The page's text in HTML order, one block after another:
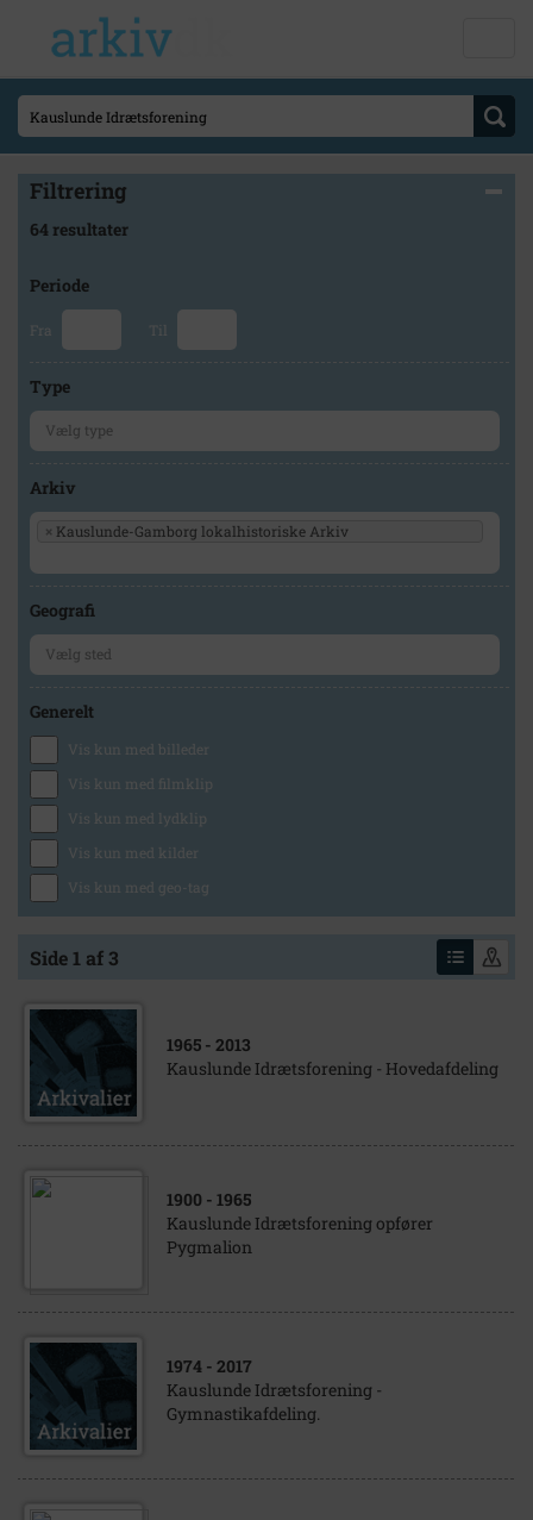
Filtrering
64 resultater
Periode
Fra Til
Type
Arkiv
× Kauslunde-Gamborg lokalhistoriske Arkiv
Geografi
Generelt
Vis kun med billeder
Vis kun med filmklip
Vis kun med lydklip
Vis kun med kilder
Vis kun med geo-tag
Side 1 af 3
1965 - 2013
Kauslunde Idrætsforening - Hovedafdeling
1900 - 1965
Kauslunde Idrætsforening opfører
Pygmalion
1974 - 2017
Kauslunde Idrætsforening -
Gymnastikafdeling.